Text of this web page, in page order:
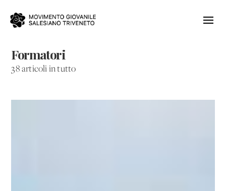
Formatori
38 articoli in tutto